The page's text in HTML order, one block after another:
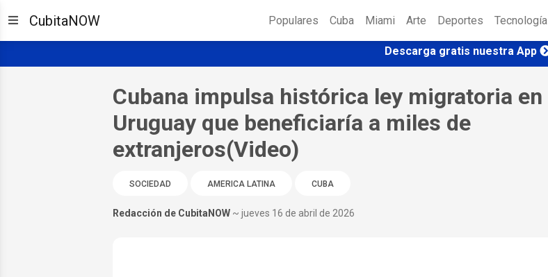
CubitaNOW Populares Cuba Miami Arte Deportes Tecnología
Descarga gratis nuestra App
Cubana impulsa histórica ley migratoria en
Uruguay que beneficiaría a miles de
extranjeros(Video)
SOCIEDAD AMERICA LATINA CUBA
Redacción de CubitaNOW ~ jueves 16 de abril de 2026